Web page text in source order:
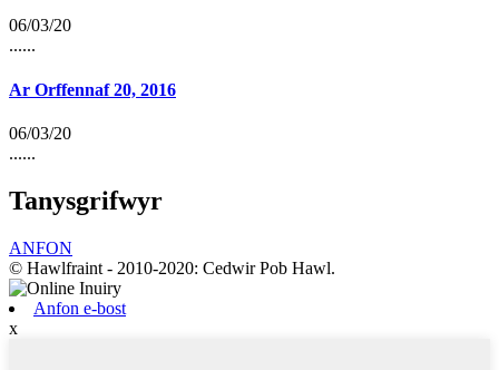
06/03/20
......
Ar Orffennaf 20, 2016
06/03/20
......
Tanysgrifwyr
ANFON
© Hawlfraint - 2010-2020: Cedwir Pob Hawl.
Anfon e-bost
x